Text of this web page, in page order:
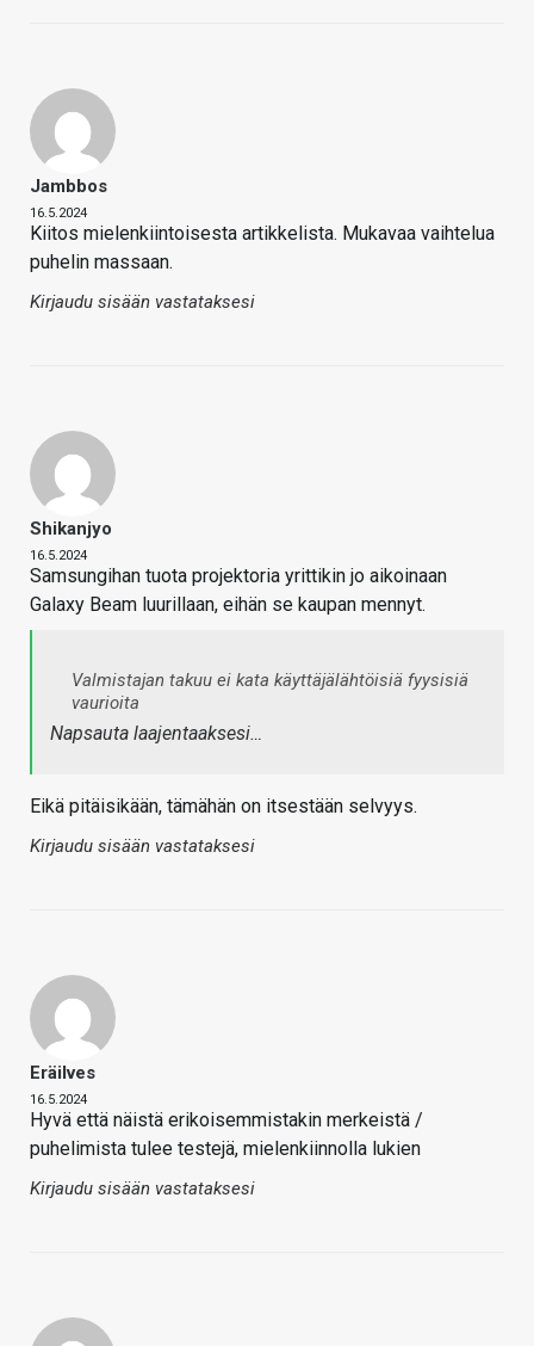
Jambbos
16.5.2024
Kiitos mielenkiintoisesta artikkelista. Mukavaa vaihtelua
puhelin massaan.
Kirjaudu sisään vastataksesi
Shikanjyo
16.5.2024
Samsungihan tuota projektoria yrittikin jo aikoinaan
Galaxy Beam luurillaan, eihän se kaupan mennyt.
Valmistajan takuu ei kata käyttäjälähtöisiä fyysisiä
vaurioita
Napsauta laajentaaksesi…
Eikä pitäisikään, tämähän on itsestään selvyys.
Kirjaudu sisään vastataksesi
Eräilves
16.5.2024
Hyvä että näistä erikoisemmistakin merkeistä /
puhelimista tulee testejä, mielenkiinnolla lukien
Kirjaudu sisään vastataksesi